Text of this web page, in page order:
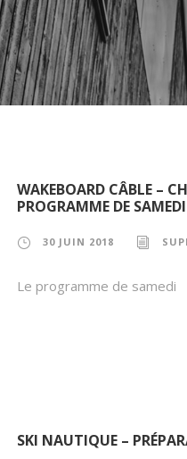
WAKEBOARD CÂBLE –
PROGRAMME DE SAMEDI
30 JUIN 2018
Le programme de samedi
SKI NAUTIQUE –